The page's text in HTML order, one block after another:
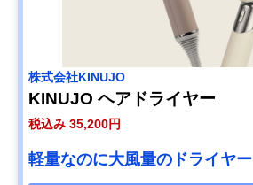
株式会社KINUJO
KINUJO ヘアドライヤー
税込み 35,200円
軽量なのに大風量のドライヤー